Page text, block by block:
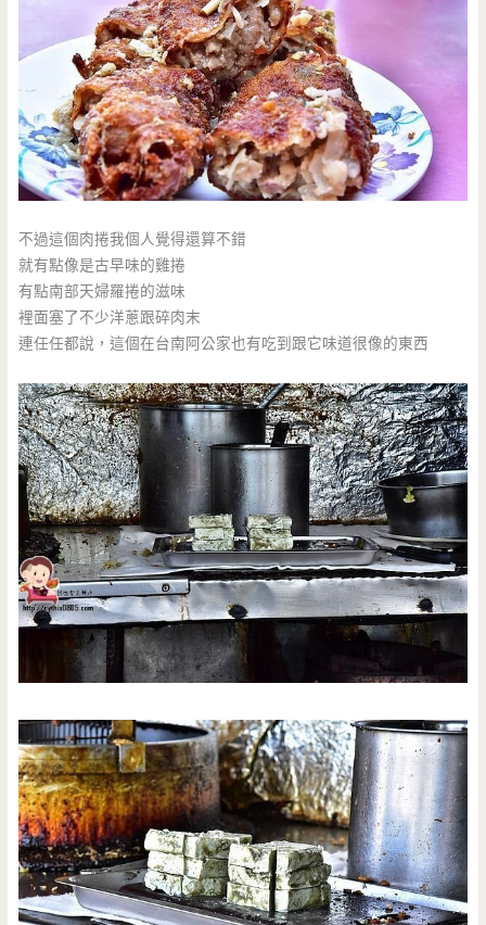
不過這個肉捲我個人覺得還算不錯
就有點像是古早味的雞捲
有點南部天婦羅捲的滋味
裡面塞了不少洋蔥跟碎肉末
連任任都說，這個在台南阿公家也有吃到跟它味道很像的東西